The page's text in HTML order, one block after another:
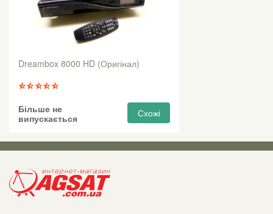
Dreambox 8000 HD (Оригінал)
Більше не
випускається
Схожі